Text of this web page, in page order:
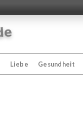
Liebe Gesundheit